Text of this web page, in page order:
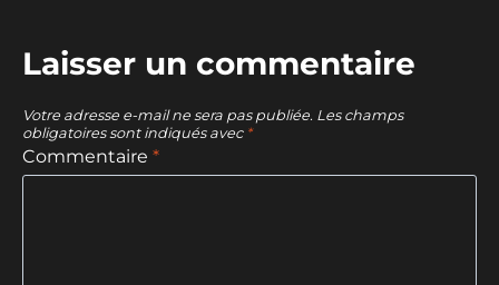
Laisser un commentaire
Votre adresse e-mail ne sera pas publiée. Les champs
obligatoires sont indiqués avec *
Commentaire *